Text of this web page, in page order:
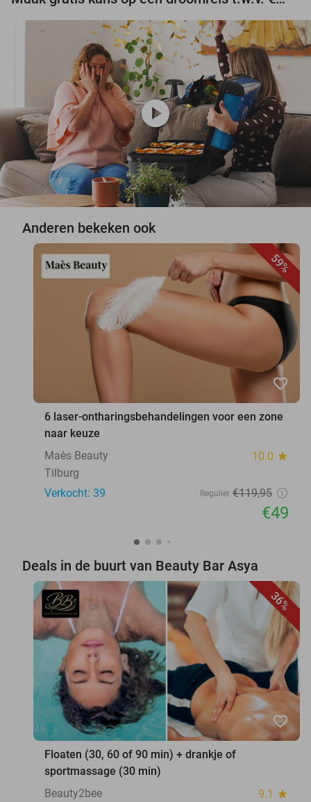
play_circle
Anderen bekeken ook
59%
favorite_border
6 laser-ontharingsbehandelingen voor een zone
naar keuze
Maès Beauty
10.0 star
Tilburg
Verkocht: 39
Regulier €119,95
€49
Deals in de buurt van Beauty Bar Asya
36%
favorite_border
Floaten (30, 60 of 90 min) + drankje of
sportmassage (30 min)
Beauty2bee
9.1 star